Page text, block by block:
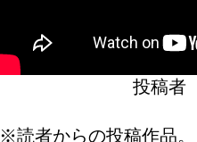
投稿
※読者からの投稿作品